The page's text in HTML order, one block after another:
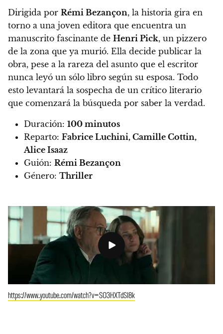
Dirigida por Rémi Bezançon, la historia gira en
torno a una joven editora que encuentra un
manuscrito fascinante de Henri Pick, un pizzero
de la zona que ya murió. Ella decide publicar la
obra, pese a la rareza del asunto que el escritor
nunca leyó un sólo libro según su esposa. Todo
esto levantará la sospecha de un crítico literario
que comenzará la búsqueda por saber la verdad.
Duración: 100 minutos
Reparto: Fabrice Luchini, Camille Cottin,
Alice Isaaz
Guión: Rémi Bezançon
Género: Thriller
https://www.youtube.com/watch?v=SO3HXTdSI8k